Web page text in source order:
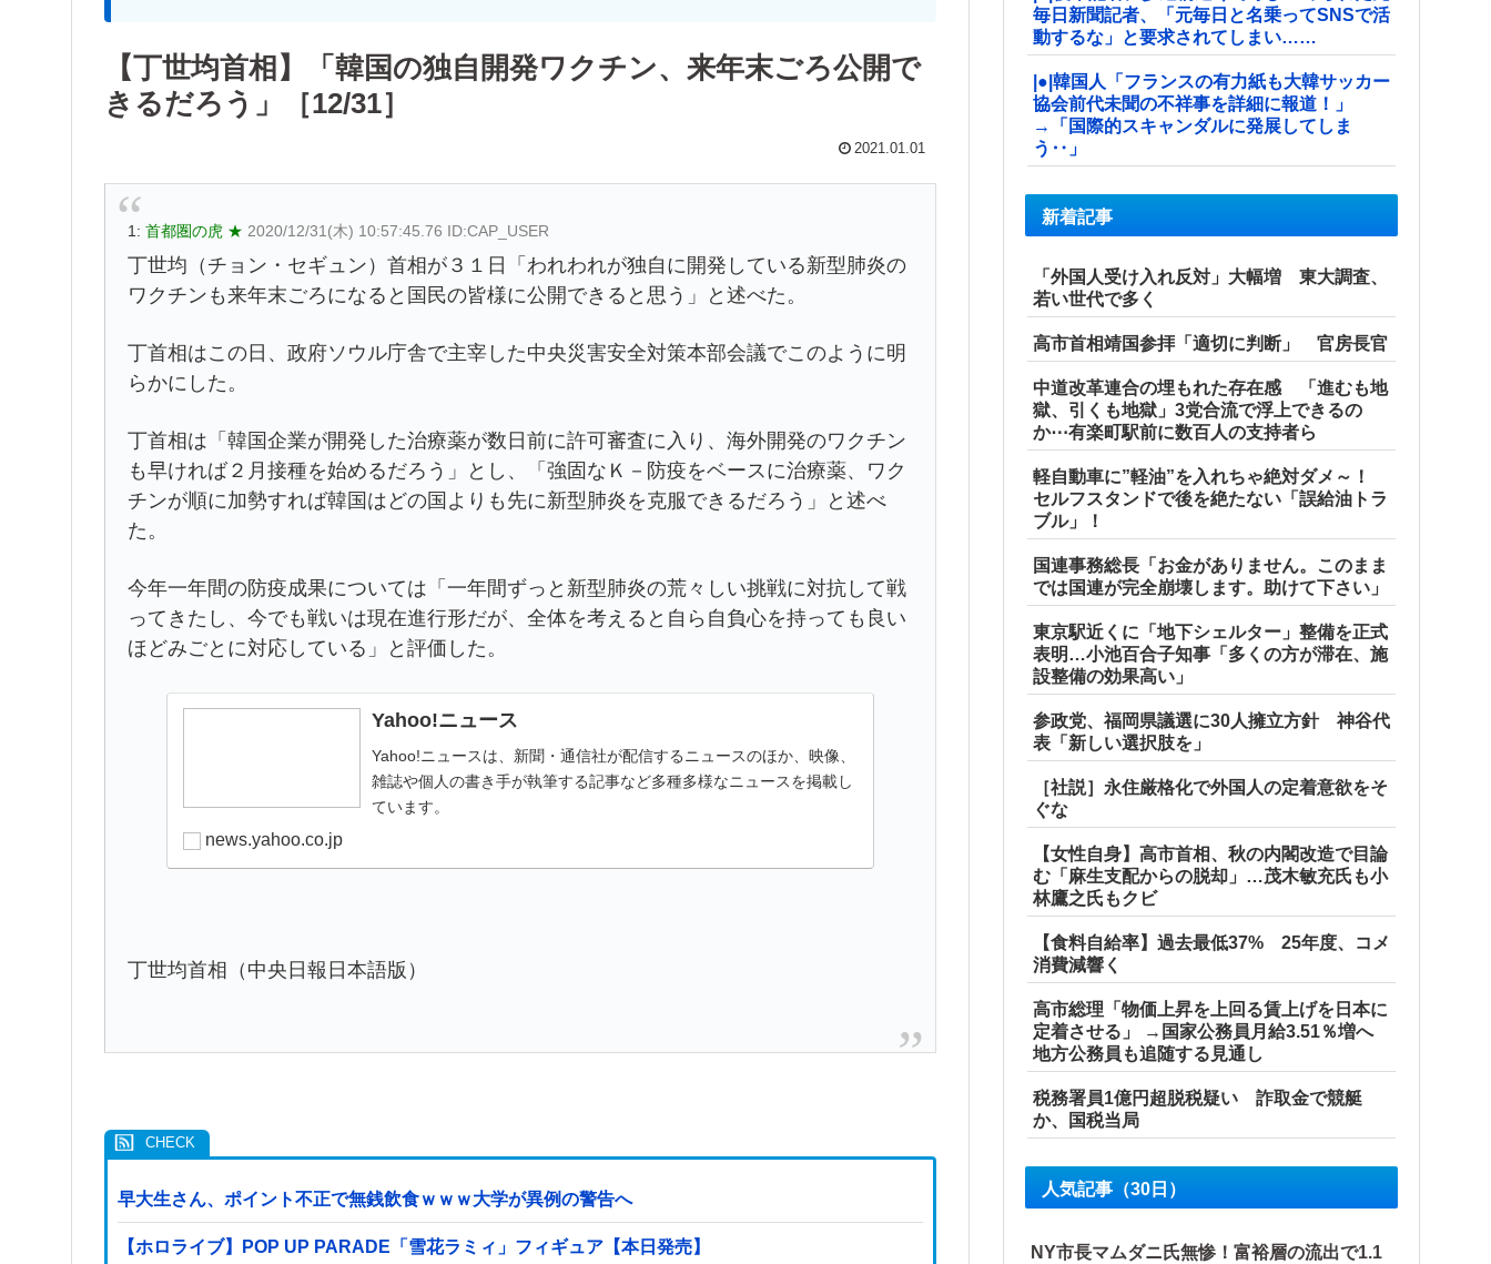
【丁世均首相】「韓国の独自開発ワクチン、来年末ごろ公開で
きるだろう」［12/31］
2021.01.01
1: 首都圏の虎 ★ 2020/12/31(木) 10:57:45.76 ID:CAP_USER
丁世均（チョン・セギュン）首相が３１日「われわれが独自に開発している新型肺炎の
ワクチンも来年末ごろになると国民の皆様に公開できると思う」と述べた。
丁首相はこの日、政府ソウル庁舎で主宰した中央災害安全対策本部会議でこのように明
らかにした。
丁首相は「韓国企業が開発した治療薬が数日前に許可審査に入り、海外開発のワクチン
も早ければ２月接種を始めるだろう」とし、「強固なＫ－防疫をベースに治療薬、ワク
チンが順に加勢すれば韓国はどの国よりも先に新型肺炎を克服できるだろう」と述べ
た。
今年一年間の防疫成果については「一年間ずっと新型肺炎の荒々しい挑戦に対抗して戦
ってきたし、今でも戦いは現在進行形だが、全体を考えると自ら自負心を持っても良い
ほどみごとに対応している」と評価した。
Yahoo!ニュース
Yahoo!ニュースは、新聞・通信社が配信するニュースのほか、映像、
雑誌や個人の書き手が執筆する記事など多種多様なニュースを掲載し
ています。
news.yahoo.co.jp
丁世均首相（中央日報日本語版）
早大生さん、ポイント不正で無銭飲食ｗｗｗ大学が異例の警告へ
【ホロライブ】POP UP PARADE「雪花ラミィ」フィギュア【本日発売】
毎日新聞記者、「元毎日と名乗ってSNSで活
動するな」と要求されてしまい……
|●|韓国人「フランスの有力紙も大韓サッカー
協会前代未聞の不祥事を詳細に報道！」
→「国際的スキャンダルに発展してしま
う‥」
新着記事
「外国人受け入れ反対」大幅増 東大調査、
若い世代で多く
高市首相靖国参拝「適切に判断」 官房長官
中道改革連合の埋もれた存在感 「進むも地
獄、引くも地獄」3党合流で浮上できるの
か⋯有楽町駅前に数百人の支持者ら
軽自動車に”軽油”を入れちゃ絶対ダメ～！
セルフスタンドで後を絶たない「誤給油トラ
ブル」！
国連事務総長「お金がありません。このまま
では国連が完全崩壊します。助けて下さい」
東京駅近くに「地下シェルター」整備を正式
表明…小池百合子知事「多くの方が滞在、施
設整備の効果高い」
参政党、福岡県議選に30人擁立方針 神谷代
表「新しい選択肢を」
［社説］永住厳格化で外国人の定着意欲をそ
ぐな
【女性自身】高市首相、秋の内閣改造で目論
む「麻生支配からの脱却」…茂木敏充氏も小
林鷹之氏もクビ
【食料自給率】過去最低37% 25年度、コメ
消費減響く
高市総理「物価上昇を上回る賃上げを日本に
定着させる」 →国家公務員月給3.51％増へ
地方公務員も追随する見通し
税務署員1億円超脱税疑い 詐取金で競艇
か、国税当局
人気記事（30日）
NY市長マムダニ氏無惨！富裕層の流出で1.1